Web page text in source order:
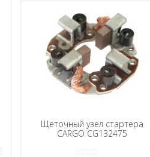
Щеточный узел стартера
CARGO CG132475